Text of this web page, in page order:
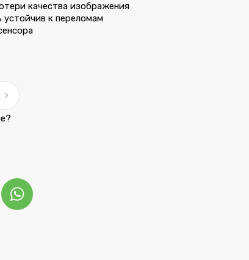
качества изображения
устойчив к переломам